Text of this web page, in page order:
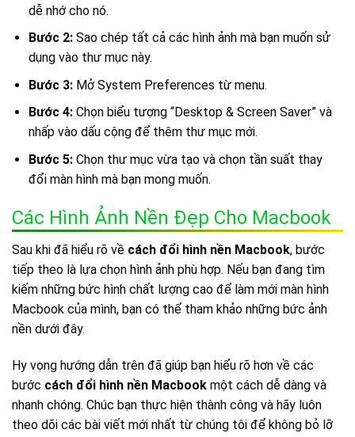
dễ nhớ cho nó.
Bước 2:Sao chép tất cả các hình ảnh mà bạn muốn sử
dụng vào thư mục này.
Bước 3:Mở System Preferences từ menu.
Bước 4:Chọn biểu tượng “Desktop & Screen Saver” và
nhấp vào dấu cộng để thêm thư mục mới.
Bước 5:Chọn thư mục vừa tạo và chọn tần suất thay
đổi màn hình mà bạn mong muốn.
Các Hình Ảnh Nền Đẹp Cho Macbook
Sau khi đã hiểu rõ về cách đổi hình nền Macbook, bước
tiếp theo là lựa chọn hình ảnh phù hợp. Nếu bạn đang tìm
kiếm những bức hình chất lượng cao để làm mới màn hình
Macbook của mình, bạn có thể tham khảo những bức ảnh
nền dưới đây.
Hy vọng hướng dẫn trên đã giúp bạn hiểu rõ hơn về các
bước cách đổi hình nền Macbook một cách dễ dàng và
nhanh chóng. Chúc bạn thực hiện thành công và hãy luôn
theo dõi các bài viết mới nhất từ chúng tôi để không bỏ lỡ